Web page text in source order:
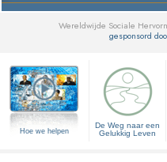
Wereldwijde Sociale
gesponsord
Hoe we helpen
De Weg naar een
Gelukkig Leven